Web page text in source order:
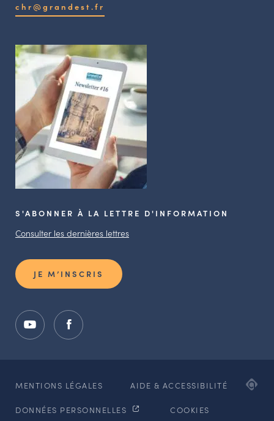
chr@grandest.fr
S'ABONNER À LA LETTRE D'INFORMATION
Consulter les dernières lettres
JE M’INSCRIS
MENTIONS LÉGALES AIDE & ACCESSIBILITÉ
DONNÉES PERSONNELLES COOKIES